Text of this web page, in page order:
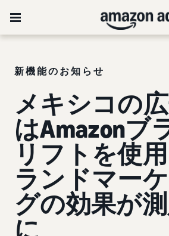
新機能のお知らせ
メキシコの
はAmazonブ
リフトを使
ランドマー
グの効果が
に